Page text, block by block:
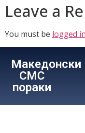
Leave a
You must be logged in
Македонски
СМС
пораки